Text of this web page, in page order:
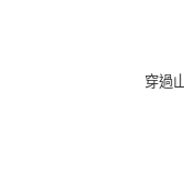
穿過